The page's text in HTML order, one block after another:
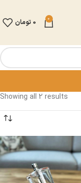
0
0 تومان
Showing all 2 results